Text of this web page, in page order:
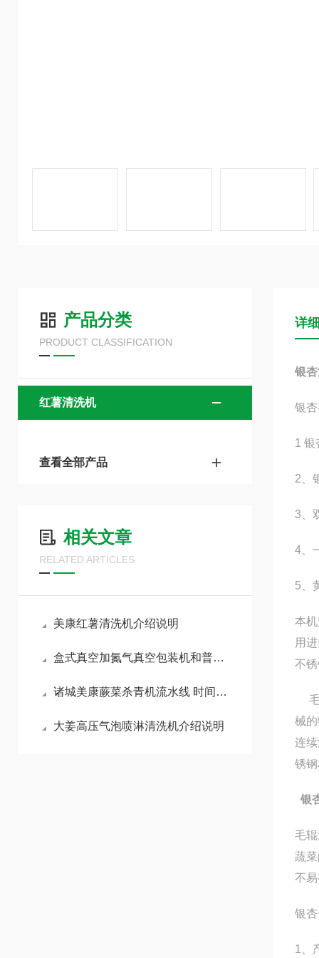
产品分类
PRODUCT CLASSIFICATION
红薯清洗机
查看全部产品
相关文章
RELATED ARTICLES
美康红薯清洗机介绍说明
盒式真空加氮气真空包装机和普通包装机的的差异
诸城美康蕨菜杀青机流水线 时间可控 温度均匀 漂烫效率高的蒸煮漂烫机
大姜高压气泡喷淋清洗机介绍说明
详
银
银
1 银
2、
3、
4、
5、
本
用
不
毛
械
连
锈
银
毛
蔬
不
银杏
1、